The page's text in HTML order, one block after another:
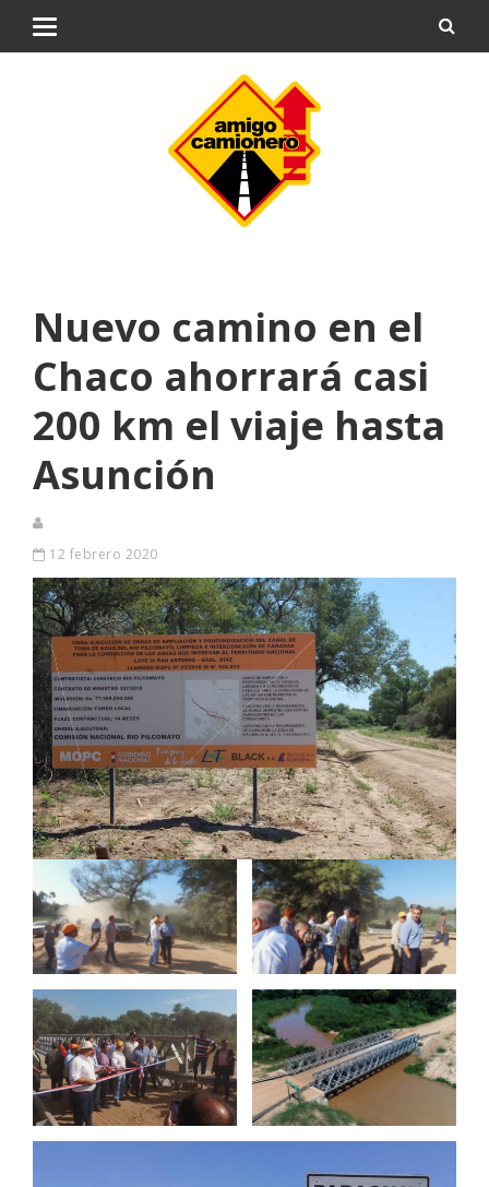
Nuevo camino en el
Chaco ahorrará casi
200 km el viaje hasta
Asunción
12 febrero 2020